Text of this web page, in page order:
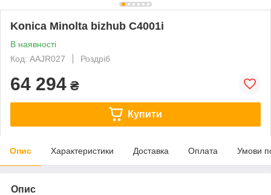
Konica Minolta bizhub C4001i
В наявності
Код: AAJR027
Роздріб
64 294 ₴
Купити
Опис Характеристики Доставка Оплата Умови
Опис